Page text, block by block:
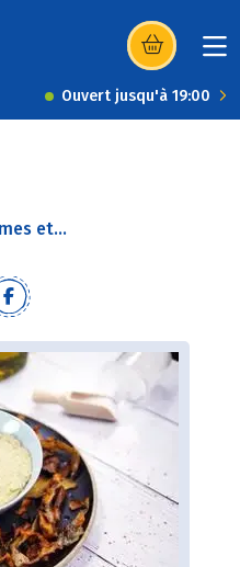
(s’ouvre dans
Ouvert jusqu'à 19:00
et...